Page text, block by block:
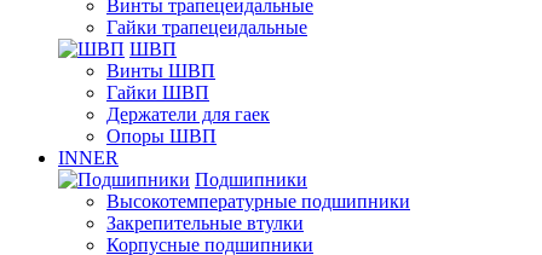
Винты трапецеидальные
Гайки трапецеидальные
ШВП
Винты ШВП
Гайки ШВП
Держатели для гаек
Опоры ШВП
INNER
Подшипники
Высокотемпературные подшипники
Закрепительные втулки
Корпусные подшипники